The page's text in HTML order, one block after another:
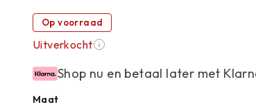
Op voorraad
Uitverkocht
Shop nu en betaal later met
Maat